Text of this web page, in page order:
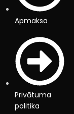
Apmaksa
Privātuma
politika